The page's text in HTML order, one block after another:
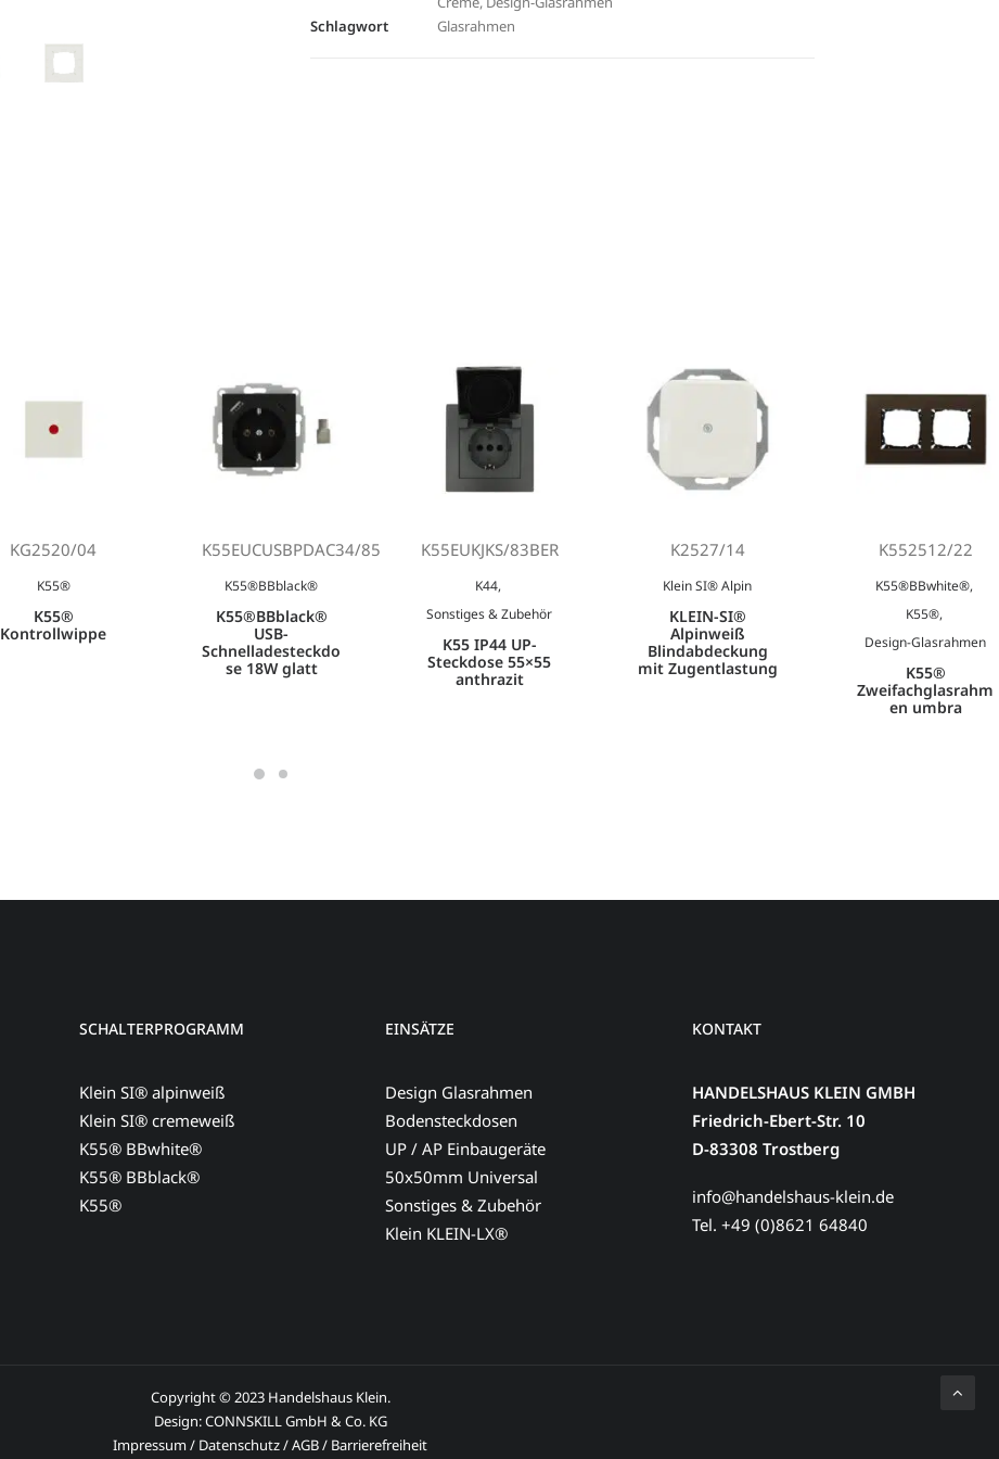
Schlagwort
Glasrahmen
KG2520/04
K55®
K55®
Kontrollwippe
K55EUCUSBPDAC34/85
K55®BBblack®
K55®BBblack®
USB-
Schnelladesteckdo
se 18W glatt
K55EUKJKS/83BER
K44,
Sonstiges & Zubehör
K55 IP44 UP-
Steckdose 55×55
anthrazit
K2527/14
Klein SI® Alpin
KLEIN-SI®
Alpinweiß
Blindabdeckung
mit Zugentlastung
K552512/22
K55®BBwhite®,
K55®,
Design-Glasrahmen
K55®
Zweifachglasrahm
en umbra
SCHALTERPROGRAMM
Klein SI® alpinweiß
Klein SI® cremeweiß
K55® BBwhite®
K55® BBblack®
K55®
EINSÄTZE
Design Glasrahmen
Bodensteckdosen
UP / AP Einbaugeräte
50x50mm Universal
Sonstiges & Zubehör
Klein KLEIN-LX®
KONTAKT
HANDELSHAUS KLEIN GMBH
Friedrich-Ebert-Str. 10
D-83308 Trostberg
info@handelshaus-klein.de
Tel. +49 (0)8621 64840
Copyright © 2023 Handelshaus Klein.
Design:CONNSKILL GmbH & Co. KG
Impressum/ Datenschutz/AGB/ Barrierefreiheit